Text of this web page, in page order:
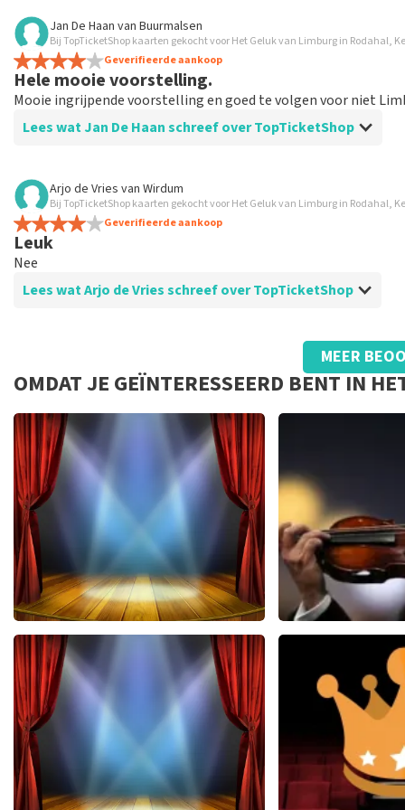
Beoordeling van Anoniem over
Aalles was duidelijk
Jan De Haan van Buurmalsen
Bij TopTicketShop kaarten gekocht voor Het Geluk van Limburg in Rodahal,
Geverifieerde aankoop
Hele mooie voorstelling.
Mooie ingrijpende voorstelling en goed te volgen voor niet
Lees wat Jan De Haan schreef over TopTicketShop
Beoordeling van Jan De Haan over
Goed geregeld
Arjo de Vries van Wirdum
Bij TopTicketShop kaarten gekocht voor Het Geluk van Limburg in Rodahal,
Geverifieerde aankoop
Leuk
Nee
Lees wat Arjo de Vries schreef over TopTicketShop
TopTicketShop
Goed
MEER
OMDAT JE GEÏNTERESSEERD BENT IN
40 45 De Musical
reviews
BEKIJKEN
Andre